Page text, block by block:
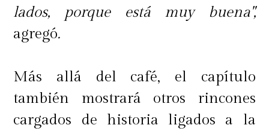
lados, porque está muy buena",
agregó.
Más allá del café, el capítulo
también mostrará otros rincones
cargados de historia ligados a la